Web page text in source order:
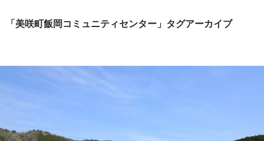
キ「美咲町飯岡コミュニティセンター」タグアーカイブ